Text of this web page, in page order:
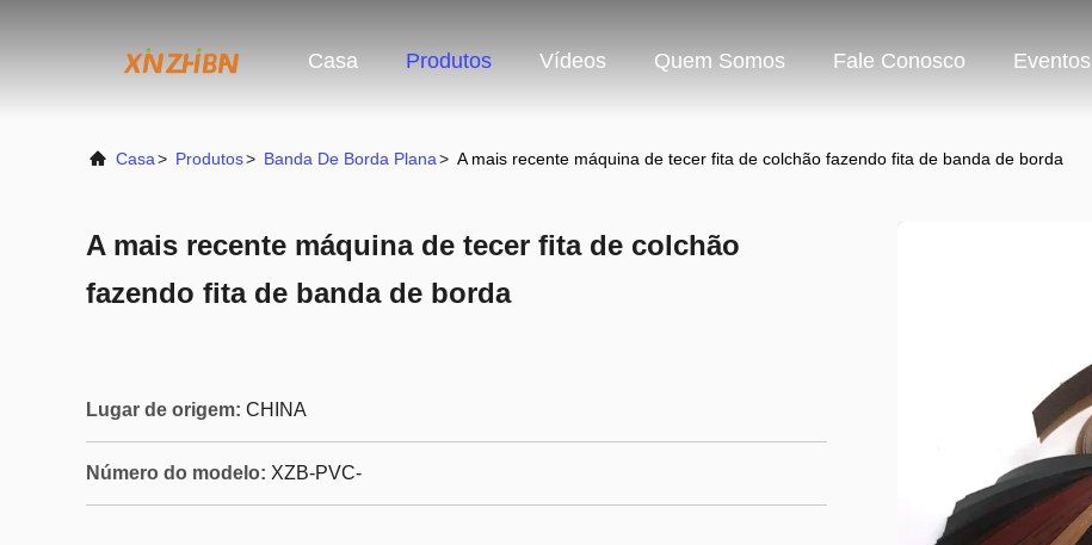
Casa Produtos Vídeos Quem Somos Fale Conosco Eventos
Casa> Produtos> Banda De Borda Plana> A mais recente máquina de tecer fita de colchão fazendo fita de banda de borda
A mais recente máquina de tecer fita de colchão
fazendo fita de banda de borda
Lugar de origem: CHINA
Número do modelo: XZB-PVC-